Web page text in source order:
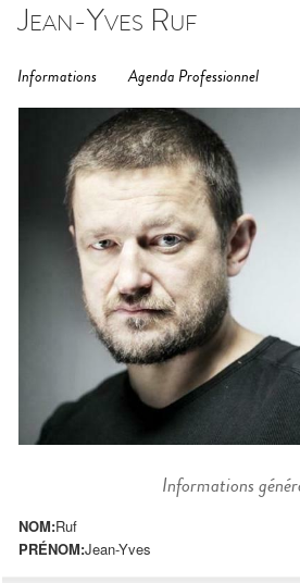
Jean-Yves Ruf
Informations Agenda Professionnel
Informations
NOM:Ruf
PRÉNOM:Jean-Yves